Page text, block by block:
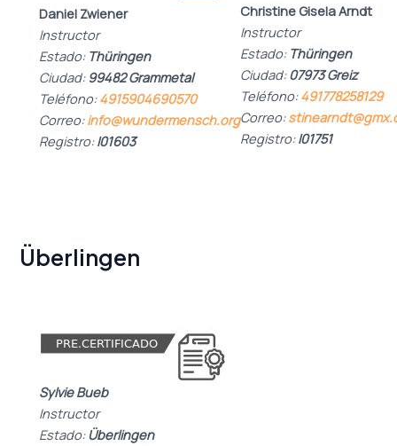
Daniel Zwiener
Instructor
Estado: Thüringen
Ciudad: 99482 Grammetal
Teléfono:4915904690570
Correo:info@wundermensch.org
Registro:I01603
Christine Gisela Arndt
Instructor
Estado: Thüringen
Ciudad:07973 Greiz
Teléfono:491778258129
Correo:
Registro:I01751
Überlingen
Sylvie Bueb
Instructor
Estado:Überlingen